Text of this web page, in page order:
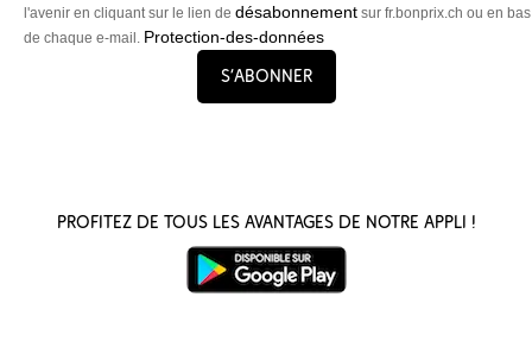
l'avenir en cliquant sur le lien de désabonnement sur fr.bonprix.ch ou en bas
de chaque e-mail. Protection-des-données
S’abonner
Profitez de tous les avantages de notre appli !